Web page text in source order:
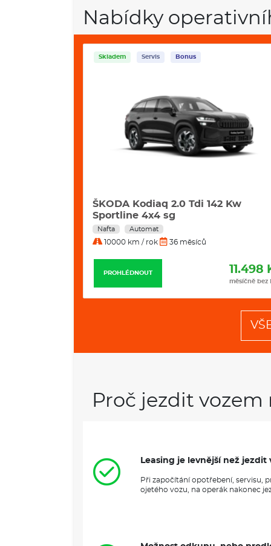
Nabídky
Skladem Servis Bonus
ŠKODA Kodiaq 2.0 Tdi 142 Kw Excl.
Selection 4x4 Dsg
Nafta Automat
10000 km / rok 36 měsíců
PROHLÉDNOUT 11.799
měsíčně bez
Proč jezdit
Leasing je levnější než
Při započítání opotřebení, servisu,
ojetého vozu, na operák nakonec